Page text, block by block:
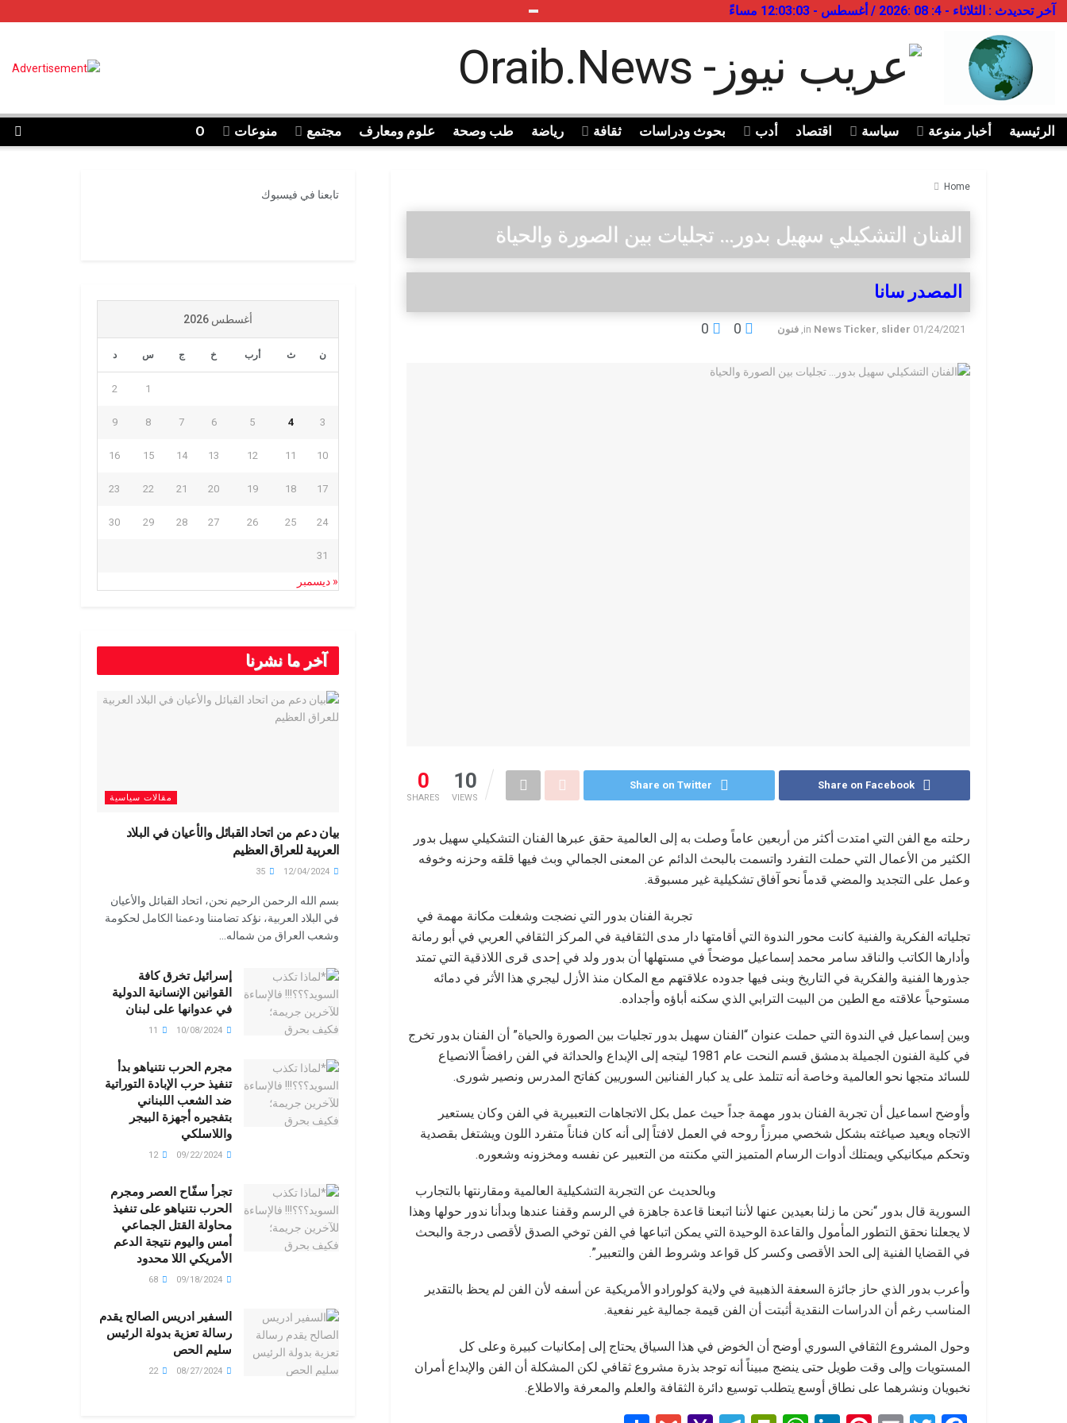
آخر تحديدث : الثلاثاء - 4: 08 :2026 / أغسطس - 12:03:03 مساءً
الرئيسية أخبار منوعة سياسة اقتصاد أدب بحوث ودراسات ثقافة رياضة طب وصحة علوم ومعارف مجتمع منوعات O
Home
الفنان التشكيلي سهيل بدور… تجليات بين الصورة والحياة
المصدر سانا
01/24/2021
in News Ticker, slider
, فنون 0
0
0
SHARES
10
VIEWS
Share on Facebook
Share on Twitter
رحلته مع الفن التي امتدت أكثر من أربعين عاماً وصلت به إلى العالمية حقق عبرها الفنان التشكيلي سهيل بدور
الكثير من الأعمال التي حملت التفرد واتسمت بالبحث الدائم عن المعنى الجمالي وبث فيها قلقه وحزنه وخوفه
وعمل على التجديد والمضي قدماً نحو آفاق تشكيلية غير مسبوقة.
تجربة الفنان بدور التي نضجت وشغلت مكانة مهمة في
تجلياته الفكرية والفنية كانت محور الندوة التي أقامتها دار مدى الثقافية في المركز الثقافي العربي في أبو رمانة
وأدارها الكاتب والناقد سامر محمد إسماعيل موضحاً في مستهلها أن بدور ولد في إحدى قرى اللاذقية التي تمتد
جذورها الفنية والفكرية في التاريخ وبنى فيها جدوده علاقتهم مع المكان منذ الأزل ليجري هذا الأثر في دمائه
مستوحياً علاقته مع الطين من البيت الترابي الذي سكنه أباؤه وأجداده.
وبين إسماعيل في الندوة التي حملت عنوان “الفنان سهيل بدور تجليات بين الصورة والحياة” أن الفنان بدور تخرج
في كلية الفنون الجميلة بدمشق قسم النحت عام 1981 ليتجه إلى الإبداع والحداثة في الفن رافضاً الانصياع
للسائد متجها نحو العالمية وخاصة أنه تتلمذ على يد كبار الفنانين السوريين كفاتح المدرس ونصير شورى.
وأوضح اسماعيل أن تجربة الفنان بدور مهمة جداً حيث عمل بكل الاتجاهات التعبيرية في الفن وكان يستعير
الاتجاه ويعيد صياغته بشكل شخصي مبرزاً روحه في العمل لافتاً إلى أنه كان فناناً متفرد اللون ويشتغل بقصدية
وتحكم ميكانيكي ويمتلك أدوات الرسام المتميز التي مكنته من التعبير عن نفسه ومخزونه وشعوره.
وبالحديث عن التجربة التشكيلية العالمية ومقارنتها بالتجارب
السورية قال بدور “نحن ما زلنا بعيدين عنها لأننا اتبعنا قاعدة جاهزة في الرسم وقفنا عندها وبدأنا ندور حولها وهذا
لا يجعلنا نحقق التطور المأمول والقاعدة الوحيدة التي يمكن اتباعها في الفن توخي الصدق لأقصى درجة والبحث
في القضايا الفنية إلى الحد الأقصى وكسر كل قواعد وشروط الفن والتعبير”.
وأعرب بدور الذي حاز جائزة السعفة الذهبية في ولاية كولورادو الأمريكية عن أسفه لأن الفن لم يحظ بالتقدير
المناسب رغم أن الدراسات النقدية أثبتت أن الفن قيمة جمالية غير نفعية.
وحول المشروع الثقافي السوري أوضح أن الخوض في هذا السياق يحتاج إلى إمكانيات كبيرة وعلى كل
المستويات وإلى وقت طويل حتى ينضج مبيناً أنه توجد بذرة مشروع ثقافي لكن المشكلة أن الفن والإبداع أمران
نخبويان ونشرهما على نطاق أوسع يتطلب توسيع دائرة الثقافة والعلم والمعرفة والاطلاع.
تابعنا في فيسبوك
أغسطس 2026
ن ث أرب خ ج س د
1
2
3
4
5
6
7
8
9
10
11
12
13
14
15
16
17
18
19
20
21
22
23
24
25
26
27
28
29
30
31
« ديسمبر
آخر ما نشرنا
مقالات سياسية
بيان دعم من اتحاد القبائل والأعيان في البلاد
العربية للعراق العظيم
بسم الله الرحمن الرحيم نحن، اتحاد القبائل والأعيان
في البلاد العربية، نؤكد تضامننا ودعمنا الكامل لحكومة
وشعب العراق من شماله...
إسرائيل تخرق كافة
القوانين الإنسانية الدولية
في عدوانها على لبنان
مجرم الحرب نتنياهو بدأ
تنفيذ حرب الإبادة التوراتية
ضد الشعب اللبناني
بتفجيره أجهزة البيجر
واللاسلكي
تجرأ سفّاح العصر ومجرم
الحرب نتنياهو على تنفيذ
محاولة القتل الجماعي
أمس واليوم نتيجة الدعم
الأمريكي اللا محدود
السفير ادريس الصالح يقدم
رسالة تعزية بدولة الرئيس
سليم الحص